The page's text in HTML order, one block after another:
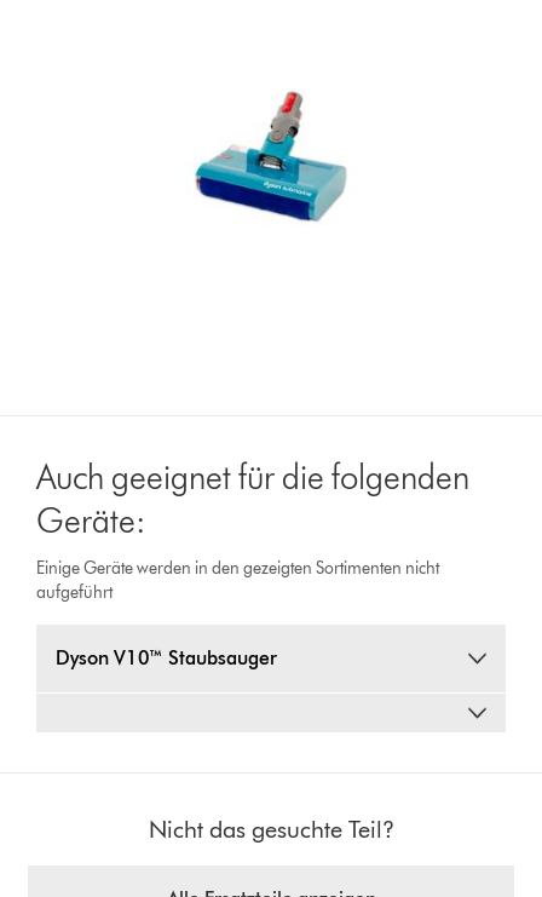
Auch geeignet für die folgenden
Geräte:
Einige Geräte werden in den gezeigten Sortimenten nicht
aufgeführt
Dyson V10™ Staubsauger
Nicht das gesuchte Teil?